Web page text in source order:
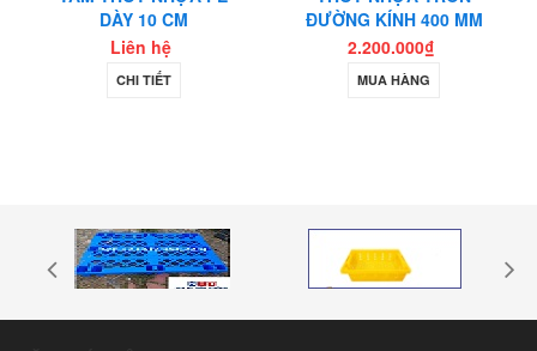
Thớt nhựa làm băng tải
DÀY 10 CM
Liên hệ
CHI TIẾT
ĐƯỜNG KÍNH 400 MM
2.200.000₫
MUA HÀNG